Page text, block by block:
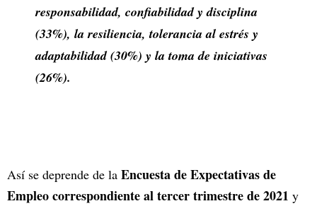
responsabilidad, confiabilidad y disciplina
(33%), la resiliencia, tolerancia al estrés y
adaptabilidad (30%) y la toma de iniciativas
(26%).
Así se deprende de la Encuesta de Expectativas de
Empleo correspondiente al tercer trimestre de 2021 y